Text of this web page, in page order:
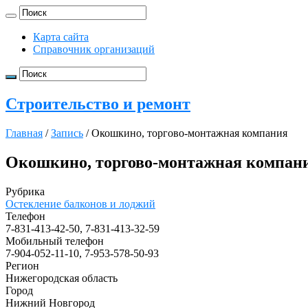
Карта сайта
Справочник организаций
Строительство и ремонт
Главная / Запись / Окошкино, торгово-монтажная компания
Окошкино, торгово-монтажная
Рубрика
Остекление балконов и лоджий
Телефон
7-831-413-42-50, 7-831-413-32-59
Мобильный телефон
7-904-052-11-10, 7-953-578-50-93
Регион
Нижегородская область
Город
Нижний Новгород